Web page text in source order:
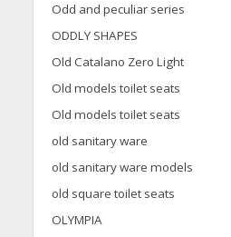
Odd and peculiar series
ODDLY SHAPES
Old Catalano Zero Light
Old models toilet seats
Old models toilet seats
old sanitary ware
old sanitary ware models
old square toilet seats
OLYMPIA